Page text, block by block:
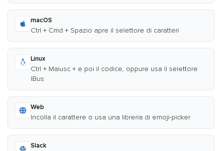
macOS
Ctrl + Cmd + Spazio apre il selettore di caratteri
Linux
Ctrl + Maiusc + e poi il codice, oppure usa il selettore
IBus
Web
Incolla il carattere o usa una libreria di emoji-picker
Slack